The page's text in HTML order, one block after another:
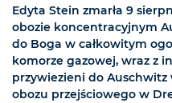
Edyta Stein zmarła 9
obozie koncentracyjnym
do Boga w całkowitym
komorze gazowej, wraz z
przywiezieni do
obozu przejściowego w